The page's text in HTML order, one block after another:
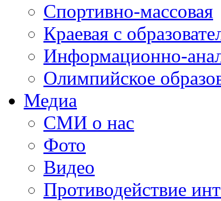
Спортивно-массовая
Краевая с
Информационно-
Олимпийское
Медиа
СМИ о нас
Фото
Видео
Противодействие